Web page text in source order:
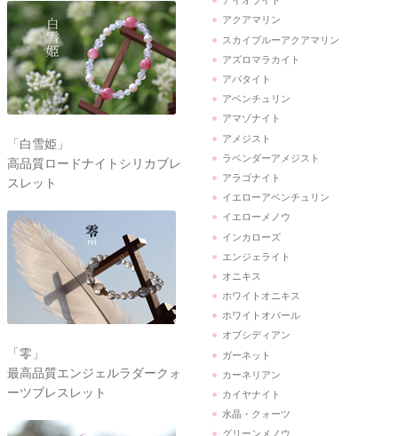
「白雪姫」
高品質ロードナイトシリカブレ
スレット
「零」
最高品質エンジェルラダークォ
ーツブレスレット
アクアマリン
スカイブルーアクアマリン
アズロマラカイト
アパタイト
アベンチュリン
アマゾナイト
アメジスト
ラベンダーアメジスト
アラゴナイト
イエローアベンチュリン
イエローメノウ
インカローズ
エンジェライト
オニキス
ホワイトオニキス
ホワイトオパール
オブシディアン
ガーネット
カーネリアン
カイヤナイト
水晶・クォーツ